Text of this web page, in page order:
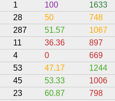
1 100 1633
28 50 748
287 51.57 1067
11 36.36 897
4 0 669
53 47.17 1244
45 53.33 1006
23 60.87 798